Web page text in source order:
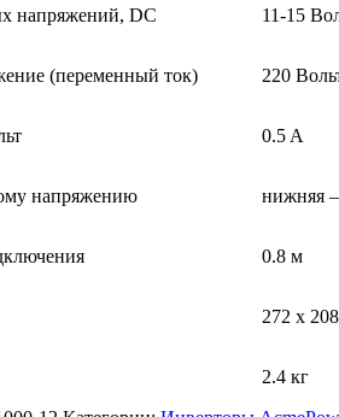
напряжений, DC 11-15
(переменный ток) 220
0.5 A
напряжению нижняя
0.8 м
272 х
2.4 кг